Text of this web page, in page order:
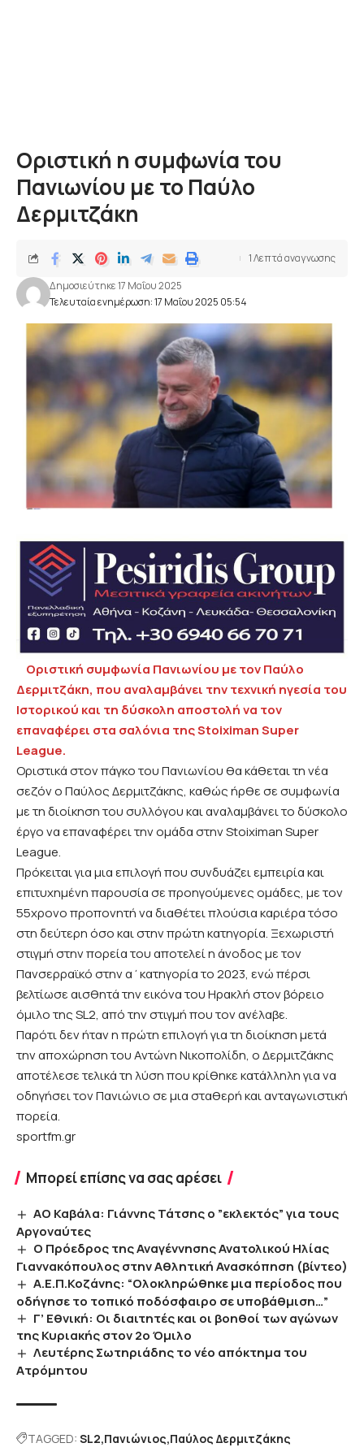
Οριστική η συμφωνία του
Πανιωνίου με το Παύλο
Δερμιτζάκη
Τελευταία ενημέρωση: 17 Μαΐου 2025 05:54
Δημοσιεύτηκε 17 Μαΐου 2025
1 Λεπτά αναγνωσης
Οριστική συμφωνία Πανιωνίου με τον Παύλο
Δερμιτζάκη, που αναλαμβάνει την τεχνική ηγεσία του
Ιστορικού και τη δύσκολη αποστολή να τον
επαναφέρει στα σαλόνια της Stoiximan Super
League.
Οριστικά στον πάγκο του Πανιωνίου θα κάθεται τη νέα
σεζόν ο Παύλος Δερμιτζάκης, καθώς ήρθε σε συμφωνία
με τη διοίκηση του συλλόγου και αναλαμβάνει το δύσκολο
έργο να επαναφέρει την ομάδα στην Stoiximan Super
League.
Πρόκειται για μια επιλογή που συνδυάζει εμπειρία και
επιτυχημένη παρουσία σε προηγούμενες ομάδες, με τον
55χρονο προπονητή να διαθέτει πλούσια καριέρα τόσο
στη δεύτερη όσο και στην πρώτη κατηγορία. Ξεχωριστή
στιγμή στην πορεία του αποτελεί η άνοδος με τον
Πανσερραϊκό στην α΄κατηγορία το 2023, ενώ πέρσι
βελτίωσε αισθητά την εικόνα του Ηρακλή στον βόρειο
όμιλο της SL2, από την στιγμή που τον ανέλαβε.
Παρότι δεν ήταν η πρώτη επιλογή για τη διοίκηση μετά
την αποχώρηση του Αντώνη Νικοπολίδη, ο Δερμιτζάκης
αποτέλεσε τελικά τη λύση που κρίθηκε κατάλληλη για να
οδηγήσει τον Πανιώνιο σε μια σταθερή και ανταγωνιστική
πορεία.
sportfm.gr
Μπορεί επίσης να σας αρέσει
AO Καβάλα: Γιάννης Τάτσης ο ”εκλεκτός” για τους
Αργοναύτες
Ο Πρόεδρος της Αναγέννησης Ανατολικού Ηλίας
Γιαννακόπουλος στην Αθλητική Ανασκόπηση (βίντεο)
Α.Ε.Π.Κοζάνης: “Ολοκληρώθηκε μια περίοδος που
οδήγησε το τοπικό ποδόσφαιρο σε υποβάθμιση…”
Γ’ Εθνική: Οι διαιτητές και οι βοηθοί των αγώνων
της Κυριακής στον 2ο Όμιλο
Λευτέρης Σωτηριάδης το νέο απόκτημα του
Ατρόμητου
TAGGED: SL2 Πανιώνιος Παύλος Δερμιτζάκης